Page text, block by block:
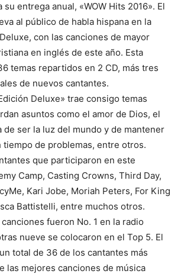
entrega anual, «WOW Hits 2016». El
al público de habla hispana en la
con las canciones de mayor
en inglés de este año. Esta
temas repartidos en 2 CD, más tres
de nuevos cantantes.
Deluxe» trae consigo temas
asuntos como el amor de Dios, el
de ser la luz del mundo y de mantener
tiempo de problemas, entre otros.
que participaron en este
Camp, Casting Crowns, Third Day,
Kari Jobe, Moriah Peters, For King
Battistelli, entre muchos otros.
fueron No. 1 en la radio
nueve se colocaron en el Top 5. El
total de 36 de los cantantes más
las mejores canciones de música